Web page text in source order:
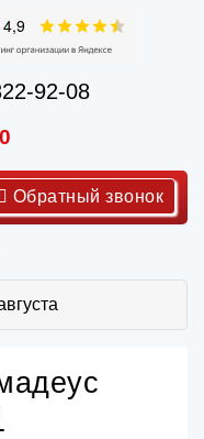
92-08
0
Обратный звонок